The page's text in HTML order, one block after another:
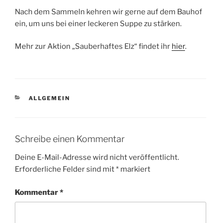
Nach dem Sammeln kehren wir gerne auf dem Bauhof
ein, um uns bei einer leckeren Suppe zu stärken.
Mehr zur Aktion „Sauberhaftes Elz“ findet ihr hier.
KATEGORIEN
ALLGEMEIN
Schreibe einen Kommentar
Deine E-Mail-Adresse wird nicht veröffentlicht.
Erforderliche Felder sind mit* markiert
Kommentar*